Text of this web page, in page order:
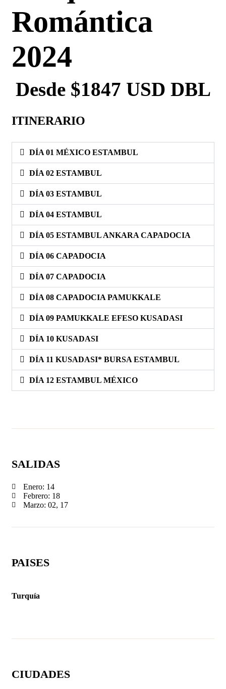
Romántica
2024
Desde $1847 USD DBL
ITINERARIO
DÍA 01 MÉXICO ESTAMBUL
DÍA 02 ESTAMBUL
DÍA 03 ESTAMBUL
DÍA 04 ESTAMBUL
DÍA 05 ESTAMBUL ANKARA CAPADOCIA
DÍA 06 CAPADOCIA
DÍA 07 CAPADOCIA
DÍA 08 CAPADOCIA PAMUKKALE
DÍA 09 PAMUKKALE EFESO KUSADASI
DÍA 10 KUSADASI
DÍA 11 KUSADASI* BURSA ESTAMBUL
DÍA 12 ESTAMBUL MÉXICO
SALIDAS
Enero: 14
Febrero: 18
Marzo: 02, 17
PAISES
Turquía
CIUDADES